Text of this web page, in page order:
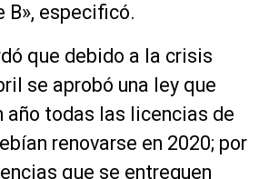
B», especificó.
que debido a la crisis
se aprobó una ley que
año todas las licencias de
renovarse en 2020; por
que se entreguen